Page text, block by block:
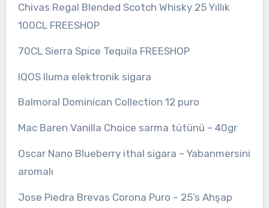
Chivas Regal Blended Scotch Whisky 25 Yıllık
100CL FREESHOP
70CL Sierra Spice Tequila FREESHOP
IQOS Iluma elektronik sigara
Balmoral Dominican Collection 12 puro
Mac Baren Vanilla Choice sarma tütünü – 40gr
Oscar Nano Blueberry ithal sigara – Yabanmersini
aromalı
Jose Piedra Brevas Corona Puro – 25’s Ahşap